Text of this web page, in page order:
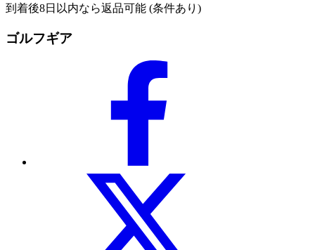
到着後8日以内なら返品可能 (条件あり)
ゴルフギア